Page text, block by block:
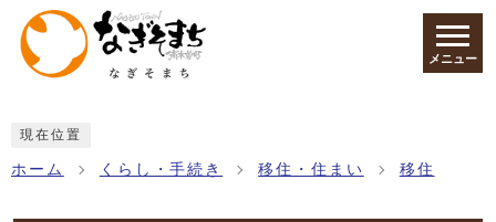
ページの先頭です
メニュー
現在位置
ホーム くらし・手続き 移住・住まい 移住